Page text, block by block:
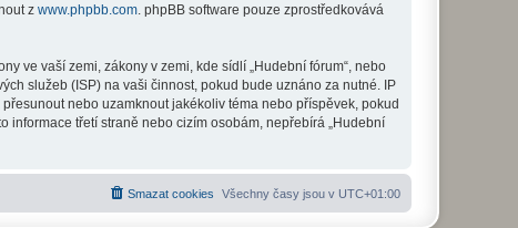
z www.phpbb.com . phpBB software pouze zprostředkovává
ve vaší zemi, zákony v zemi, kde sídlí „Hudební fórum“, nebo
služeb (ISP) na vaši činnost, pokud bude uznáno za nutné. IP
nebo uzamknout jakékoliv téma nebo příspěvek, pokud
informace třetí straně nebo cizím osobám, nepřebírá „Hudební
Všechny časy jsou v UTC+01:00
Smazat cookies